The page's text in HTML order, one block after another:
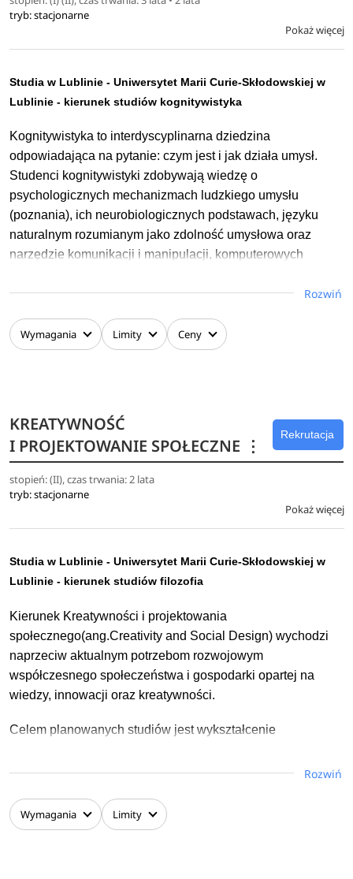
komunikacja w biznesie.
zajęcia fakultatywne z tych segmentów, również w ten sposób
indywidualizując program swoich studiów. Studentom oferujemy
ERASMUS+, możliwość studiowania w innych ośrodkach w Polsce
(program MOST), jak też możliwość aktywności w kołach
studenckich. Studia trwają trzy lata, kończą się obroną pracy
licencjackiej i nadaniem tytułu zawodowego licencjata.
tryb: stacjonarne
Pokaż więcej
Studia w Lublinie - Uniwersytet Marii Curie-Skłodowskiej w
Lublinie - kierunek studiów kognitywistyka
Kognitywistyka to interdyscyplinarna dziedzina
odpowiadająca na pytanie: czym jest i jak działa umysł.
Studenci kognitywistyki zdobywają wiedzę o
psychologicznych mechanizmach ludzkiego umysłu
(poznania), ich neurobiologicznych podstawach, języku
naturalnym rozumianym jako zdolność umysłowa oraz
narzędzie komunikacji i manipulacji, komputerowych
kognitywistycznych (m.in.: jak badać procesy psychiczne,
jak je modelować komputerowo, jak bada się aktywność
i analizie szeroko rozumianej komunikacji. Ostatecznie
studenci poznają współczesne kontrowersje i dyskusje
dotyczące umysłu, jego natury i funkcjonowania, jak:
problem świadomości, emocji i motywacji, roli ciała w
poznaniu, relacji między umysłem a światem. W ostatnim
semestrze studenci realizują jeden z trzech przedmiotów
Rozwiń
Wymagania Limity Ceny
KREATYWNOŚĆ
I PROJEKTOWANIE SPOŁECZNE ⋮
Rekrutacja
stopień: (II), czas trwania: 2 lata
tryb: stacjonarne
Pokaż więcej
Studia w Lublinie - Uniwersytet Marii Curie-Skłodowskiej w
Lublinie - kierunek studiów filozofia
Kierunek Kreatywności i projektowania
społecznego(ang.Creativity and Social Design) wychodzi
naprzeciw aktualnym potrzebom rozwojowym
współczesnego społeczeństwa i gospodarki opartej na
wiedzy, innowacji oraz kreatywności.
Celem planowanych studiów jest wykształcenie
umiejętności i techniki kreatywnego działania niezbędne w
procesie zarządzania projektami biznesowymi i
Rozwiń
Wymagania Limity